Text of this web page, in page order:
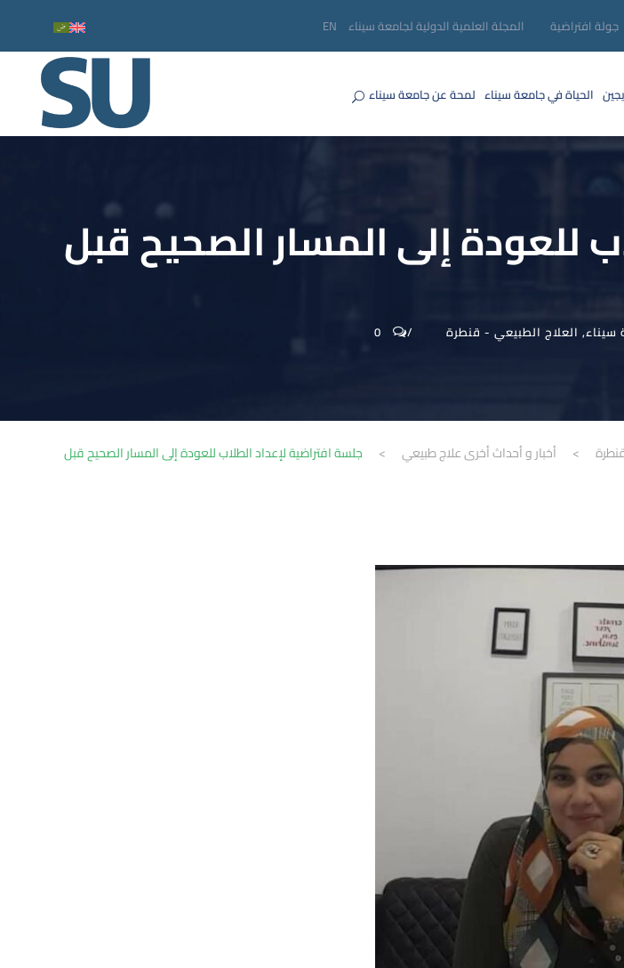
جولة افتراضية المجلة العلمية الدولية لجامعة سيناء EN
الحياة في جامعة سيناء لمحة عن جامعة سيناء
للعودة إلى المسار الصحيح قبل
سيناء, العلاج الطبيعي - قنطرة 0
> أخبار و أحداث أخرى علاج طبيعي >
جلسة افتراضية لإعداد الطلاب للعودة إلى المسار الصحيح قبل